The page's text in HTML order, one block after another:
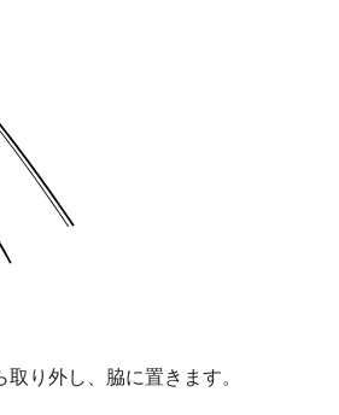
り外し、脇に置きます。